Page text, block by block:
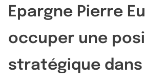
Epargne Pierre
occuper une
stratégique dans